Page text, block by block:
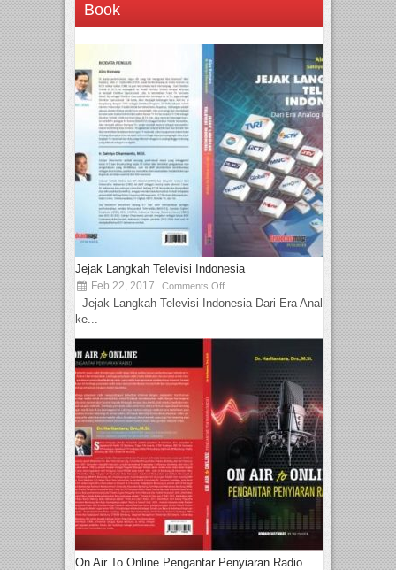
Book
Jejak Langkah Televisi Indonesia
Feb 22, 2017 Comments Off
Jejak Langkah Televisi Indonesia Dari Era Analog
ke...
On Air To Online Pengantar Penyiaran Radio